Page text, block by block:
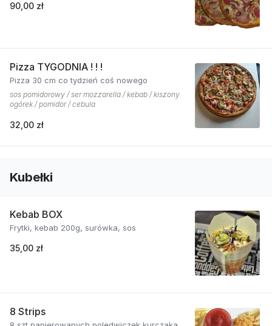
90,00 zł
Pizza TYGODNIA ! ! !
Pizza 30 cm co tydzień coś nowego
sos pomidorowy / ser mozzarella / kebab / kiszony
ogórek / pomidor / cebula
32,00 zł
Kubełki
Kebab BOX
Frytki, kebab 200g, surówka, sos
35,00 zł
8 Strips